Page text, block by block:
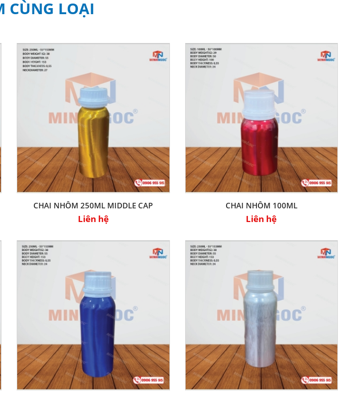
CÙNG LOẠI
CHAI NHÔM 250ML MIDDLE CAP
Liên hệ
CHAI NHÔM 100ML
Liên hệ